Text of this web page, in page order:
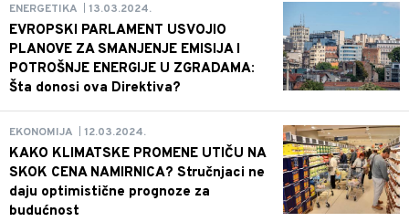
ENERGETIKA 13.03.2024.
EVROPSKI PARLAMENT USVOJIO
PLANOVE ZA SMANJENJE EMISIJA I
POTROŠNJE ENERGIJE U ZGRADAMA:
Šta donosi ova Direktiva?
EKONOMIJA 12.03.2024.
KAKO KLIMATSKE PROMENE UTIČU NA
SKOK CENA NAMIRNICA? Stručnjaci ne
daju optimistične prognoze za
budućnost